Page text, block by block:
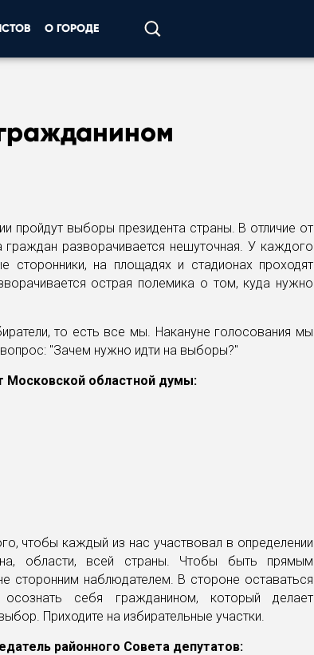
О ГОРОДЕ
пройдут выборы президента страны. В отличие от
разворачивается нешуточная. У каждого
сторонники, на площадях и стадионах проходят
острая полемика о том, куда нужно
то есть все мы. Накануне голосования мы
"Зачем нужно идти на выборы?"
областной думы:
чтобы каждый из нас участвовал в определении
области, всей страны. Чтобы быть прямым
сторонним наблюдателем. В стороне оставаться
себя гражданином, который делает
Приходите на избирательные участки.
районного Совета депутатов: